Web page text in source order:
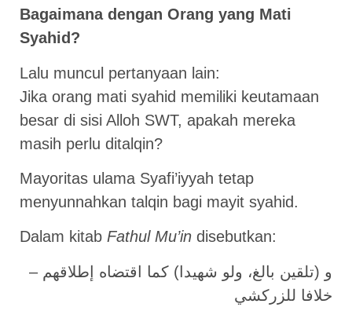
Bagaimana dengan Orang yang Mati
Syahid?
Lalu muncul pertanyaan lain:
Jika orang mati syahid memiliki keutamaan
besar di sisi Alloh SWT, apakah mereka
masih perlu ditalqin?
Mayoritas ulama Syafi’iyyah tetap
menyunnahkan talqin bagi mayit syahid.
Dalam kitab Fathul Mu’in disebutkan:
و (تلقين بالغ، ولو شهيدا) كما اقتضاه إطلاقهم –
خلافا للزركشي